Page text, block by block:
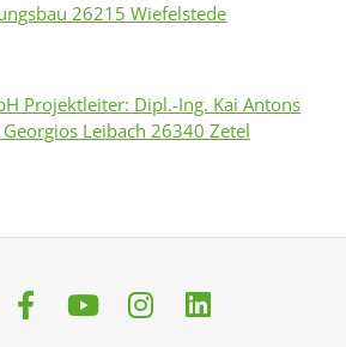
26215 Wiefelstede
Projektleiter: Dipl.-Ing. Kai Antons
Leibach 26340 Zetel